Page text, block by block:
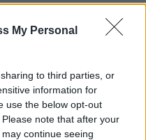
My Personal
to third parties, or
information for
use the below opt-out
note that after your
continue seeing
καταχωρήσουν οι
καταθέσεις) που
καθώς και
ή ράβδους)
ζωής στην